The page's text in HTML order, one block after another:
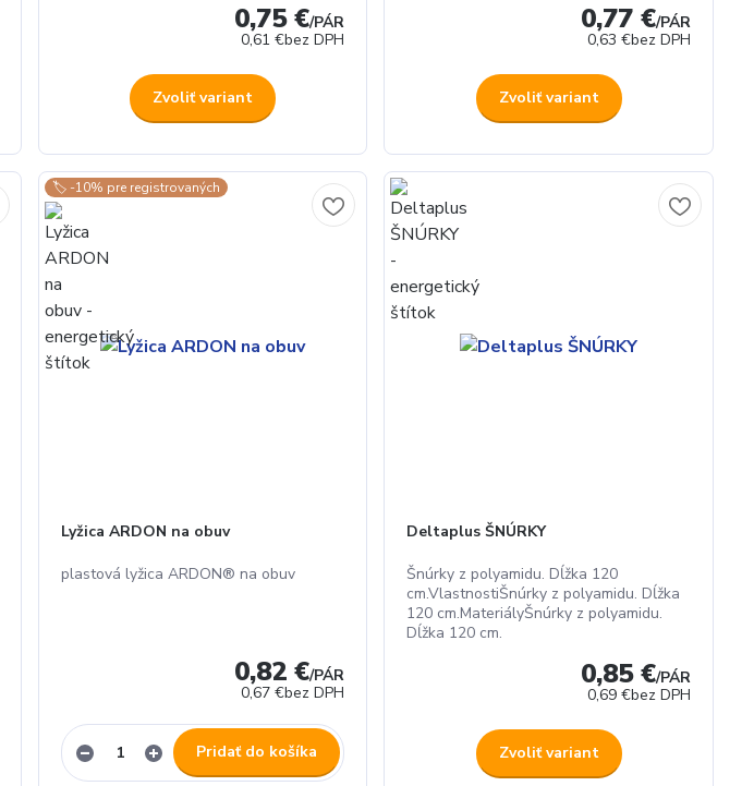
0,75 €/PÁR
0,61 €bez DPH
Zvoliť variant
0,77 €/PÁR
0,63 €bez DPH
Zvoliť variant
🏷️ -10% pre registrovaných
Lyžica ARDON na obuv
plastová lyžica ARDON® na obuv
0,82 €/PÁR
0,67 €bez DPH
Pridať do košíka
Deltaplus ŠNÚRKY
Šnúrky z polyamidu. Dĺžka 120
cm.VlastnostiŠnúrky z polyamidu. Dĺžka
120 cm.MateriályŠnúrky z polyamidu.
Dĺžka 120 cm.
0,85 €/PÁR
0,69 €bez DPH
Zvoliť variant